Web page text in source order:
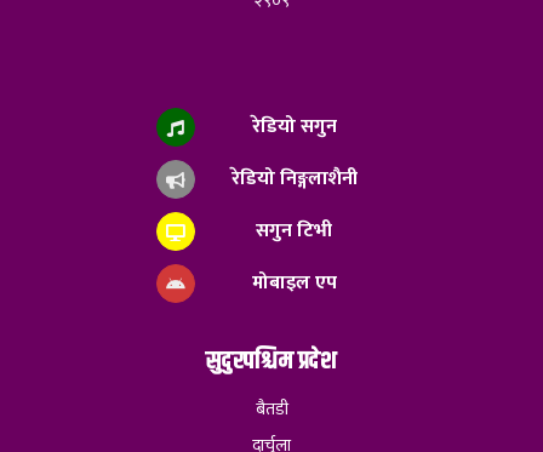
रेडियो सगुन
रेडियो निङ्गलाशैनी
सगुन टिभी
मोबाइल एप
सुदुरपश्चिम प्रदेश
बैतडी
दार्चुला